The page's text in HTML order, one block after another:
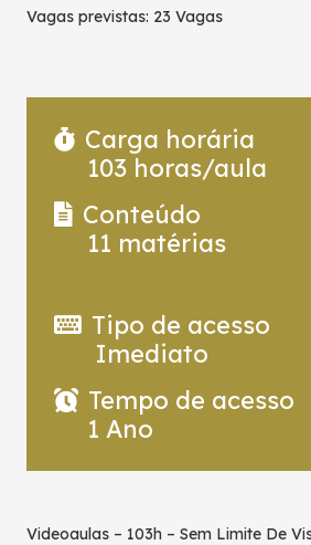
Vagas previstas: 23 Vagas
Carga horária
103 horas/aula
Conteúdo
11 matérias
Tipo de acesso
Imediato
Tempo de acesso
1 Ano
Videoaulas – 103h – Sem Limite De